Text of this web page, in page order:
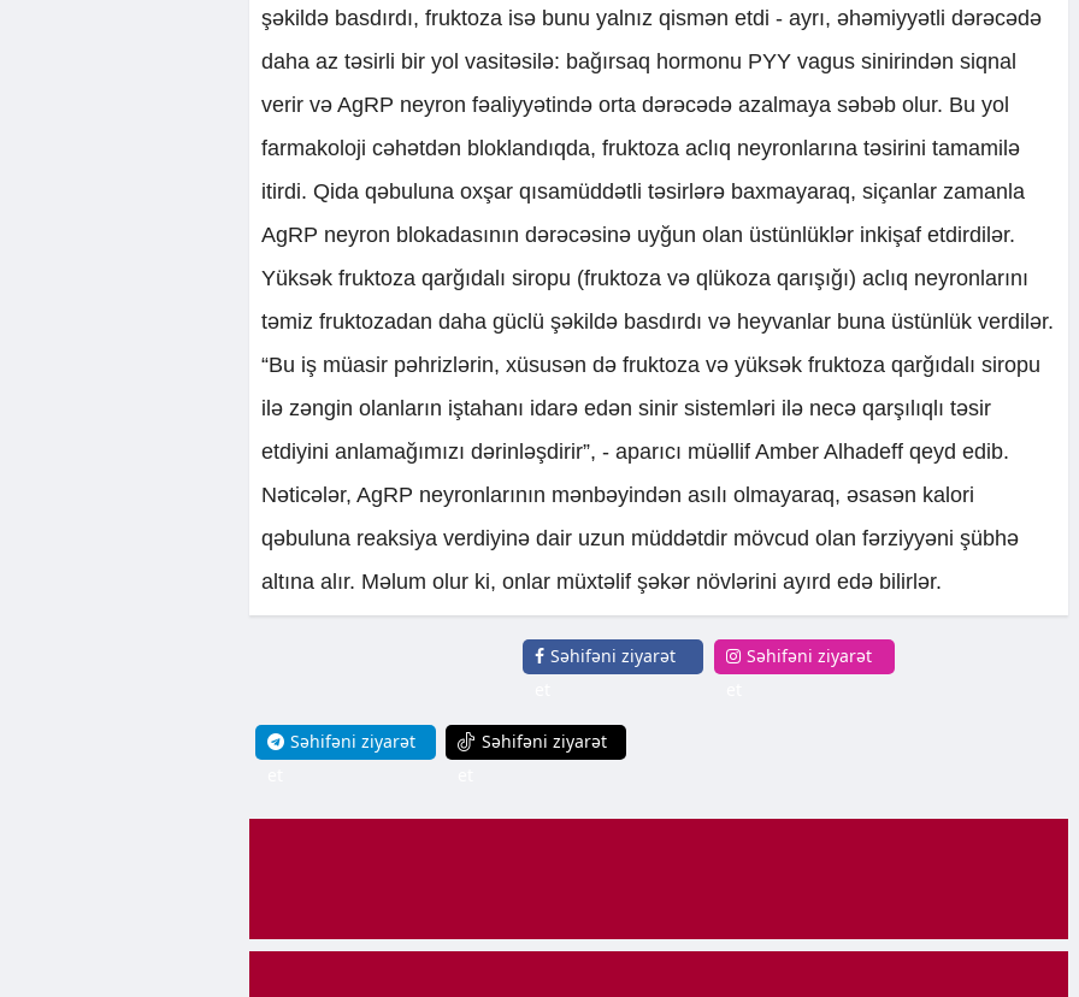
şəkildə basdırdı, fruktoza isə bunu yalnız qismən etdi - ayrı, əhəmiyyətli dərəcədə
daha az təsirli bir yol vasitəsilə: bağırsaq hormonu PYY vagus sinirindən siqnal
verir və AgRP neyron fəaliyyətində orta dərəcədə azalmaya səbəb olur. Bu yol
farmakoloji cəhətdən bloklandıqda, fruktoza aclıq neyronlarına təsirini tamamilə
itirdi. Qida qəbuluna oxşar qısamüddətli təsirlərə baxmayaraq, siçanlar zamanla
AgRP neyron blokadasının dərəcəsinə uyğun olan üstünlüklər inkişaf etdirdilər.
Yüksək fruktoza qarğıdalı siropu (fruktoza və qlükoza qarışığı) aclıq neyronlarını
təmiz fruktozadan daha güclü şəkildə basdırdı və heyvanlar buna üstünlük verdilər.
“Bu iş müasir pəhrizlərin, xüsusən də fruktoza və yüksək fruktoza qarğıdalı siropu
ilə zəngin olanların iştahanı idarə edən sinir sistemləri ilə necə qarşılıqlı təsir
etdiyini anlamağımızı dərinləşdirir”, - aparıcı müəllif Amber Alhadeff qeyd edib.
Nəticələr, AgRP neyronlarının mənbəyindən asılı olmayaraq, əsasən kalori
qəbuluna reaksiya verdiyinə dair uzun müddətdir mövcud olan fərziyyəni şübhə
altına alır. Məlum olur ki, onlar müxtəlif şəkər növlərini ayırd edə bilirlər.
Səhifəni ziyarət
Səhifəni ziyarət
Səhifəni ziyarət
Səhifəni ziyarət